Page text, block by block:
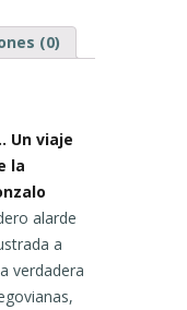
(0)
Un viaje
la
alarde
a
verdadera